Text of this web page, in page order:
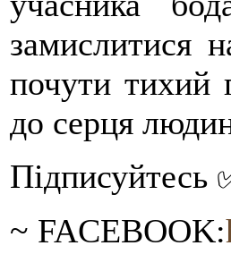
замислитися
почути тихий
до серця
Підписуйтесь
~ FACEBOOK: